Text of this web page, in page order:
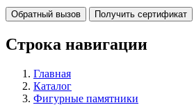
Обратный вызов Получить сертификат
Строка навигации
Главная
Каталог
Фигурные памятники